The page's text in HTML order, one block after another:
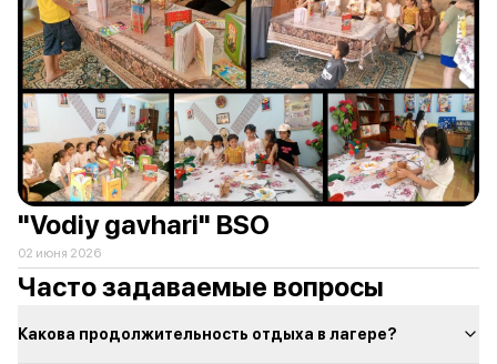
"Vodiy gavhari" BSO
02 июня 2026
Часто задаваемые вопросы
Какова продолжительность отдыха в лагере?